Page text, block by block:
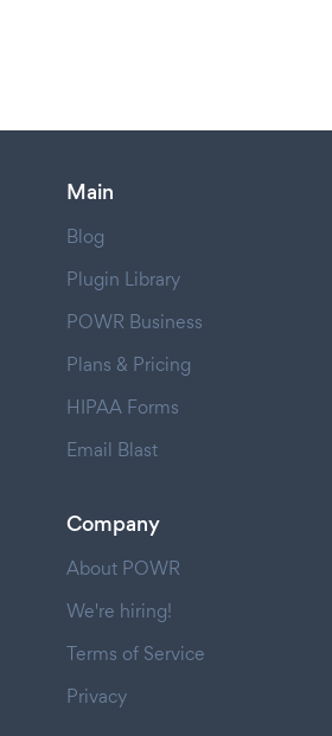
Main
Blog
Plugin Library
POWR Business
Plans & Pricing
HIPAA Forms
Email Blast
Company
About POWR
We're hiring!
Terms of Service
Privacy